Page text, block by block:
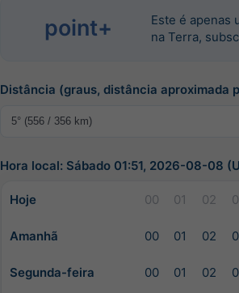
point+
Este é apenas
na Terra,
Distância (graus, distância aproximada
Hora local: Sábado 01:51, 2026-08-08
Hoje 00 01 02
Amanhã 00 01 02
Segunda-feira 00 01 02